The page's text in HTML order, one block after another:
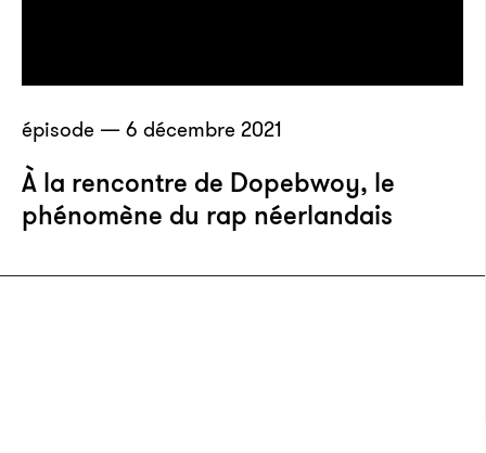
épisode — 6 décembre 2021
À la rencontre de Dopebwoy, le
phénomène du rap néerlandais